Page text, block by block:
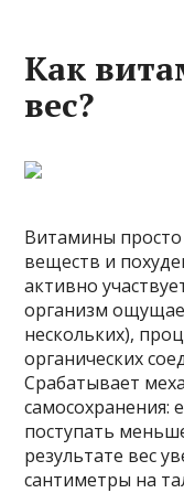
Как
вес?
Витамины
веществ и
активно
организм
нескольких),
органических
Срабатывает
самосохранения:
поступать
результате вес
сантиметры на